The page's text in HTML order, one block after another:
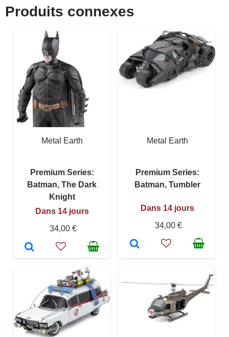
Produits connexes
Metal Earth
Premium Series:
Batman, The Dark
Knight
Dans 14 jours
34,00 €
Metal Earth
Premium Series:
Batman, Tumbler
Dans 14 jours
34,00 €